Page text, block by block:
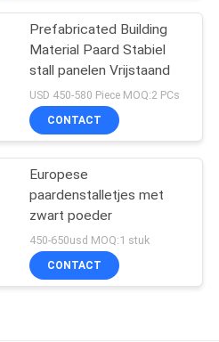
Prefabricated Building
Material Paard Stabiel
stall panelen Vrijstaand
USD 450-580 Piece MOQ:2 PCs
CONTACT
Europese
paardenstalletjes met
zwart poeder
450-650usd MOQ:1 stuk
CONTACT